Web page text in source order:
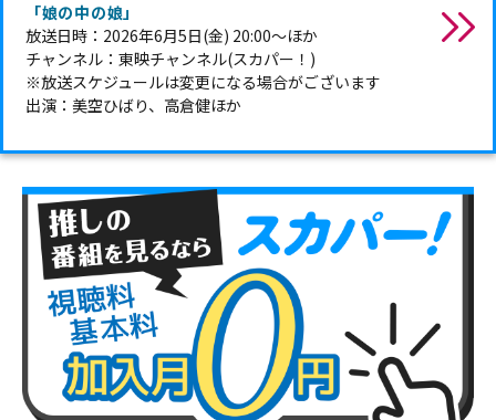
「娘の中の娘」
放送日時：2026年6月5日(金) 20:00～ほか
チャンネル：東映チャンネル(スカパー！)
※放送スケジュールは変更になる場合がございます
出演：美空ひばり、高倉健ほか